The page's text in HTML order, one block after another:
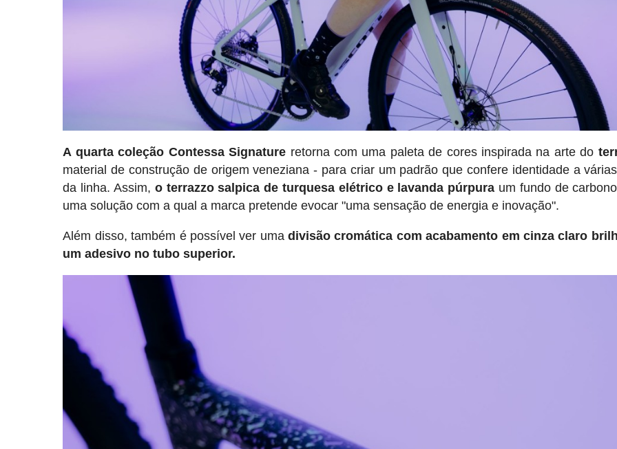
A quarta coleção Contessa Signature retorna com uma paleta de cores inspirada na arte do
material de construção de origem veneziana - para criar um padrão que confere identidade a
da linha. Assim, o terrazzo salpica de turquesa elétrico e lavanda púrpura um fundo de
uma solução com a qual a marca pretende evocar "uma sensação de energia e inovação".
Além disso, também é possível ver umadivisão cromática com acabamento em cinza claro
um adesivo no tubo superior.